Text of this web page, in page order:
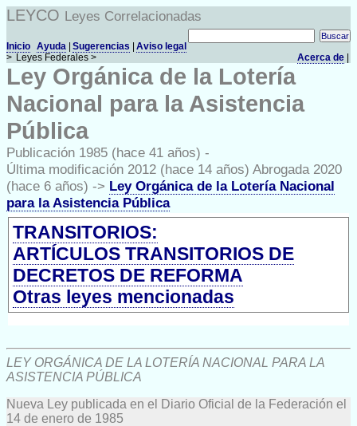
LEYCO Leyes Correlacionadas
Aviso legal
Sugerencias
Ayuda
Acerca de
Inicio
> Leyes Federales >
Ley Orgánica de la Lotería
Nacional para la Asistencia
Pública
Publicación 1985 (hace 41 años) -
Última modificación 2012 (hace 14 años) Abrogada 2020
(hace 6 años) -> Ley Orgánica de la Lotería Nacional
para la Asistencia Pública
TRANSITORIOS:
ARTÍCULOS TRANSITORIOS DE
DECRETOS DE REFORMA
Otras leyes mencionadas
LEY ORGÁNICA DE LA LOTERÍA NACIONAL PARA LA
ASISTENCIA PÚBLICA
Nueva Ley publicada en el Diario Oficial de la Federación el
14 de enero de 1985